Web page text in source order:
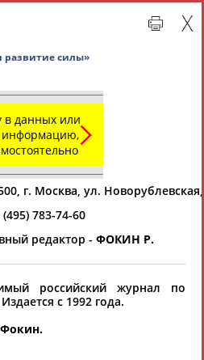
организации
данных или
г. Москва, ул.
783-74-60
редактор - ФОКИН Р.
российский журнал по
с 1992 года.